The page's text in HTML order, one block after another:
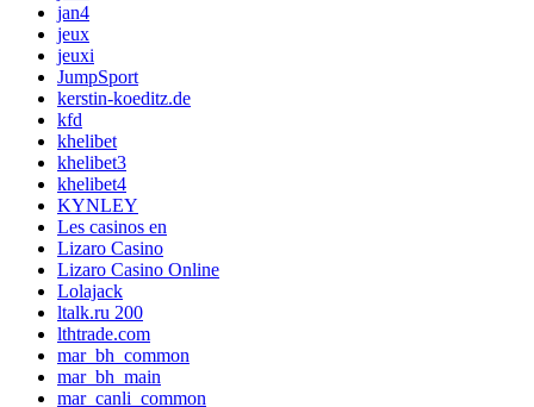
jan4
jeux
jeuxi
JumpSport
kerstin-koeditz.de
kfd
khelibet
khelibet3
khelibet4
KYNLEY
Les casinos en
Lizaro Casino
Lizaro Casino Online
Lolajack
ltalk.ru 200
lthtrade.com
mar_bh_common
mar_bh_main
mar_canli_common